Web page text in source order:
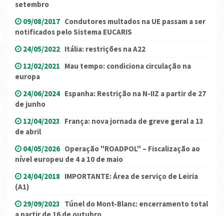
setembro
09/08/2017 Condutores multados na UE passam a ser
notificados pelo Sistema EUCARIS
24/05/2022 Itália: restrições na A22
12/02/2021 Mau tempo: condiciona circulação na
europa
24/06/2024 Espanha: Restrição na N-IIZ a partir de 27
de junho
12/04/2023 França: nova jornada de greve geral a 13
de abril
04/05/2026 Operação "ROADPOL" – Fiscalização ao
nível europeu de 4 a 10 de maio
24/04/2018 IMPORTANTE: Área de serviço de Leiria
(A1)
29/09/2023 Túnel do Mont-Blanc: encerramento total